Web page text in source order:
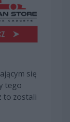
się
tego
to zostali